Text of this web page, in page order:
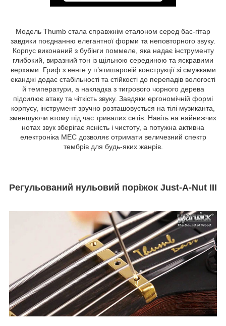
Модель Thumb стала справжнім еталоном серед бас-гітар
завдяки поєднанню елегантної форми та неповторного звуку.
Корпус виконаний з бубінги поммеле, яка надає інструменту
глибокий, виразний тон із щільною серединою та яскравими
верхами. Гриф з венге у п’ятишаровій конструкції зі смужками
еканджі додає стабільності та стійкості до перепадів вологості
й температури, а накладка з тигрового чорного дерева
підсилює атаку та чіткість звуку. Завдяки ергономічній формі
корпусу, інструмент зручно розташовується на тілі музиканта,
зменшуючи втому під час тривалих сетів. Навіть на найнижчих
нотах звук зберігає ясність і чистоту, а потужна активна
електроніка MEC дозволяє отримати величезний спектр
тембрів для будь-яких жанрів.
Регульований нульовий поріжок Just-A-Nut III